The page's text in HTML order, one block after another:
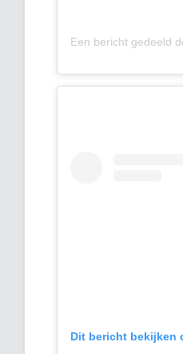
Een bericht gedeeld
Dit bericht bekijken